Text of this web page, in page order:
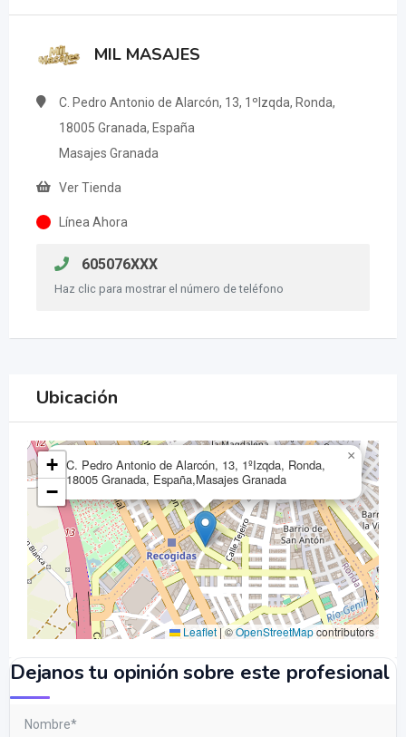
MIL MASAJES
C. Pedro Antonio de Alarcón, 13, 1ºIzqda, Ronda,
18005 Granada, España
Masajes Granada
Ver Tienda
Línea Ahora
605076XXX
Haz clic para mostrar el número de teléfono
Ubicación
C. Pedro Antonio de Alarcón, 13, 1ºIzqda, Ronda,
18005 Granada, España,Masajes Granada
×
+
−
Leaflet|©OpenStreetMapcontributors
Dejanos tu opinión sobre este profesional